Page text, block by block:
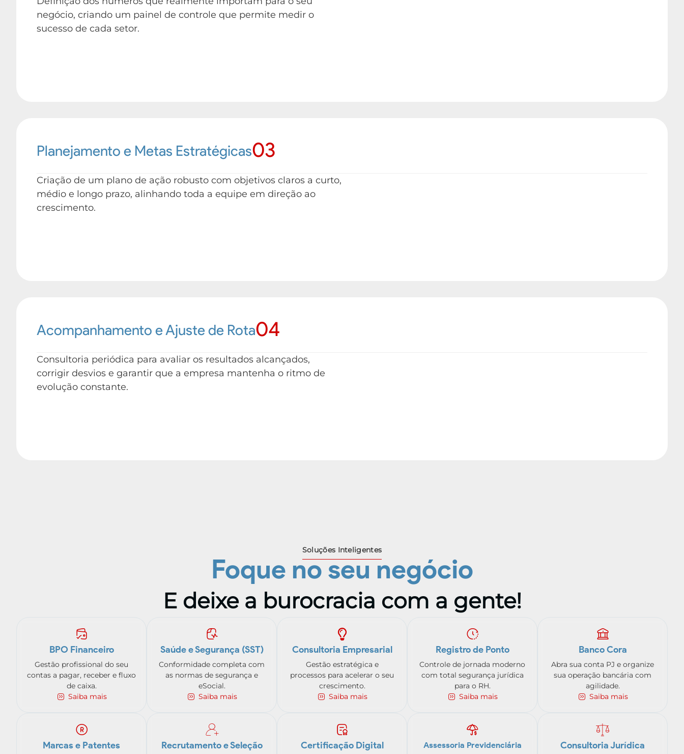
negócio, criando um painel de controle que permite medir o
sucesso de cada setor.
Planejamento e Metas Estratégicas03
Criação de um plano de ação robusto com objetivos claros a curto,
médio e longo prazo, alinhando toda a equipe em direção ao
crescimento.
Acompanhamento e Ajuste de Rota04
Consultoria periódica para avaliar os resultados alcançados,
corrigir desvios e garantir que a empresa mantenha o ritmo de
evolução constante.
Soluções Inteligentes
Foque no seu negócio
E deixe a burocracia com a gente!
BPO Financeiro
Gestão profissional do seu
contas a pagar, receber e fluxo
de caixa.
Saiba mais
Saúde e Segurança (SST)
Conformidade completa com
as normas de segurança e
eSocial.
Saiba mais
Consultoria Empresarial
Gestão estratégica e
processos para acelerar o seu
crescimento.
Saiba mais
Registro de Ponto
Controle de jornada moderno
com total segurança jurídica
para o RH.
Saiba mais
Banco Cora
Abra sua conta PJ e organize
sua operação bancária com
agilidade.
Saiba mais
Marcas e Patentes Recrutamento e Seleção Certificação Digital Assessoria Previdenciária Consultoria Jurídica